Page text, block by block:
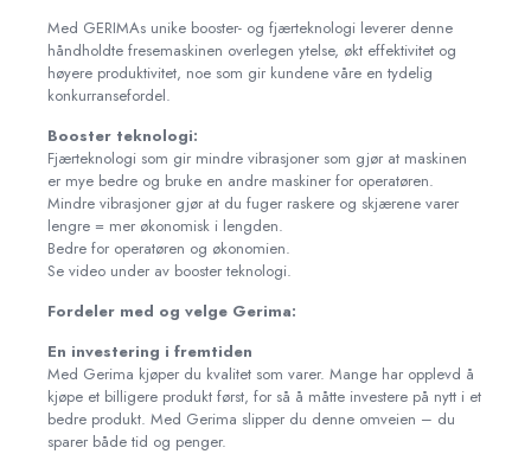
Med GERIMAs unike booster- og fjærteknologi leverer denne
håndholdte fresemaskinen overlegen ytelse, økt effektivitet og
høyere produktivitet, noe som gir kundene våre en tydelig
konkurransefordel.
Booster teknologi:
Fjærteknologi som gir mindre vibrasjoner som gjør at maskinen
er mye bedre og bruke en andre maskiner for operatøren.
Mindre vibrasjoner gjør at du fuger raskere og skjærene varer
lengre = mer økonomisk i lengden.
Bedre for operatøren og økonomien.
Se video under av booster teknologi.
Fordeler med og velge Gerima:
En investering i fremtiden
Med Gerima kjøper du kvalitet som varer. Mange har opplevd å
kjøpe et billigere produkt først, for så å måtte investere på nytt i et
bedre produkt. Med Gerima slipper du denne omveien – du
sparer både tid og penger.